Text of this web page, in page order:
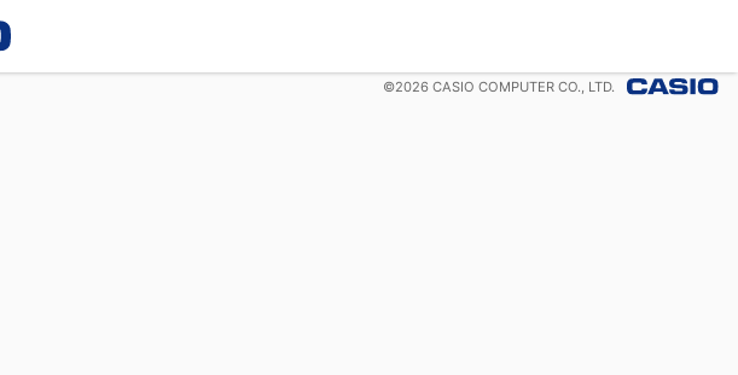
©2026 CASIO COMPUTER CO., LTD.